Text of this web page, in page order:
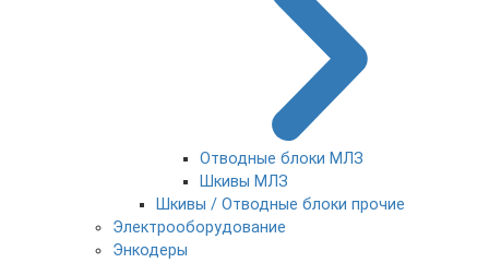
Отводные блоки МЛЗ
Шкивы МЛЗ
Шкивы / Отводные блоки прочие
Электрооборудование
Энкодеры